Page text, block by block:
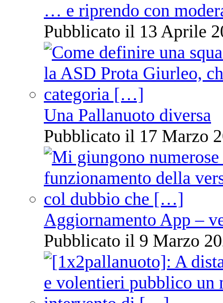
… e riprendo con
Pubblicato il 13 Aprile
Una Pallanuoto diversa
Pubblicato il 17 Marzo
Aggiornamento App –
Pubblicato il 9 Marzo